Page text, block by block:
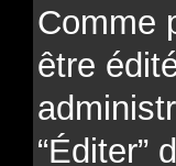
Comme
être
“Éditer”